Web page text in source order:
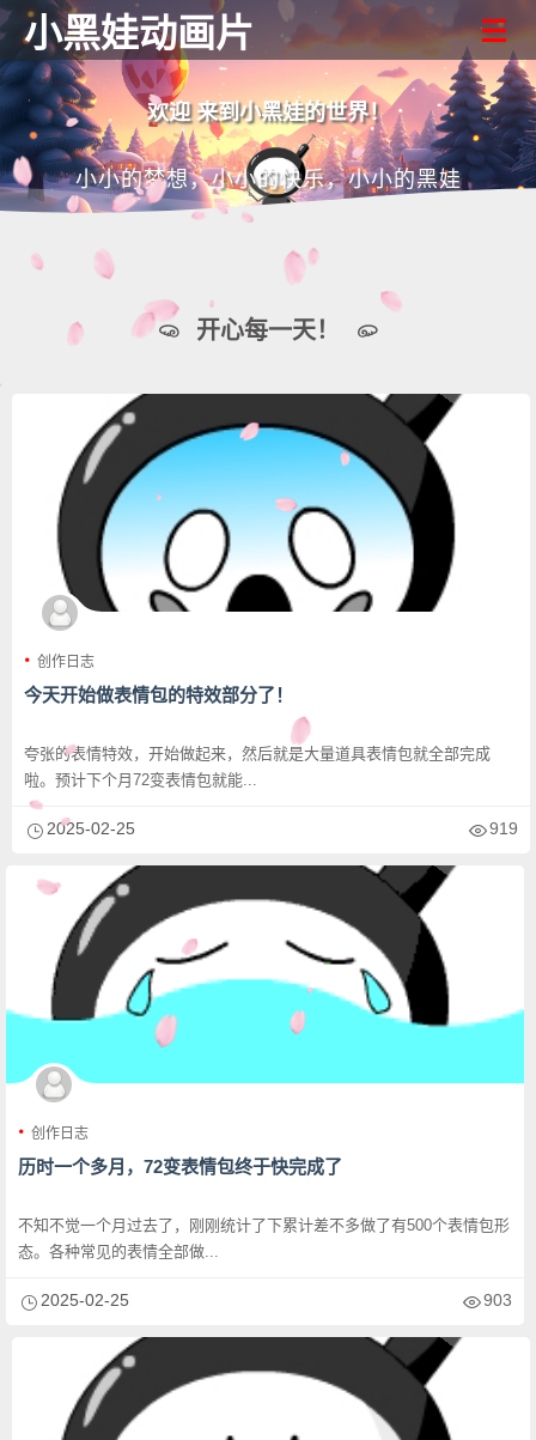
小黑娃动画片
欢迎 来到小黑娃的世界！
小小的梦想，小小的快乐，小小的黑娃
开心每一天！
创作日志
今天开始做表情包的特效部分了！
夸张的表情特效，开始做起来，然后就是大量道具表情包就全部完成
啦。预计下个月72变表情包就能...
2025-02-25 919
创作日志
历时一个多月，72变表情包终于快完成了
不知不觉一个月过去了，刚刚统计了下累计差不多做了有500个表情包形
态。各种常见的表情全部做...
2025-02-25 903